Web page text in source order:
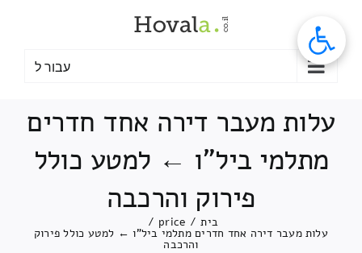
עבור ל
עלות מעבר דירה אחד חדרים
מתלמי ביל"ו ← למטע כולל
פירוק והרכבה
בית /
price
/
עלות מעבר דירה אחד חדרים מתלמי ביל"ו ← למטע כולל פירוק
והרכבה